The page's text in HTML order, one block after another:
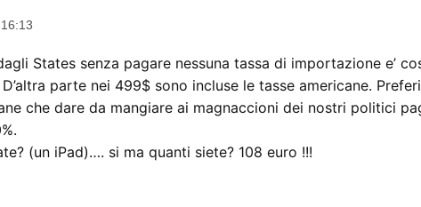
States senza pagare nessuna tassa di importazione e’
parte nei 499$ sono incluse le tasse americane.
che dare da mangiare ai magnaccioni dei nostri politici
(un iPad)…. si ma quanti siete? 108 euro !!!